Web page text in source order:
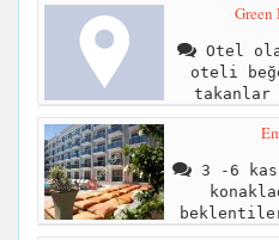
Green
Otel
oteli
3 -6